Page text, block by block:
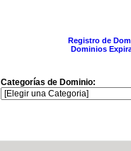
Registro de
Dominios
Categorías de Dominio: